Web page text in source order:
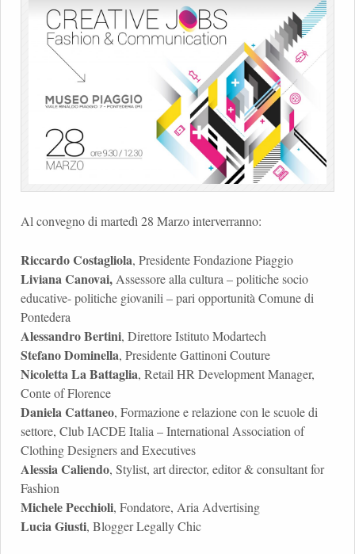
Al convegno di martedì 28 Marzo interverranno:
Riccardo Costagliola, Presidente Fondazione Piaggio
Liviana Canovai, Assessore alla cultura – politiche socio
educative- politiche giovanili – pari opportunità Comune di
Pontedera
Alessandro Bertini, Direttore Istituto Modartech
Stefano Dominella, Presidente Gattinoni Couture
Nicoletta La Battaglia, Retail HR Development Manager,
Conte of Florence
Daniela Cattaneo, Formazione e relazione con le scuole di
settore, Club IACDE Italia – International Association of
Clothing Designers and Executives
Alessia Caliendo, Stylist, art director, editor & consultant for
Fashion
Michele Pecchioli, Fondatore, Aria Advertising
Lucia Giusti, Blogger Legally Chic